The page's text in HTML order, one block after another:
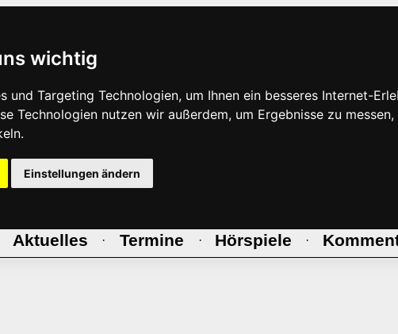
wichtig
und Targeting Technologien, um Ihnen ein besseres Internet-
Technologien nutzen wir außerdem, um Ergebnisse zu
Einstellungen ändern
Aktuelles · Termine · Hörspiele ·